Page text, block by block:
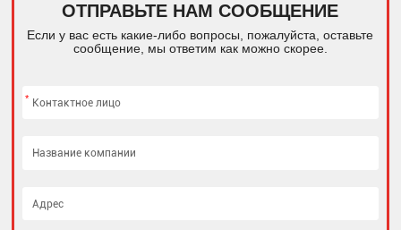
ОТПРАВЬТЕ НАМ СООБЩЕНИЕ
Если у вас есть какие-либо вопросы, пожалуйста, оставьте
сообщение, мы ответим как можно скорее.
*